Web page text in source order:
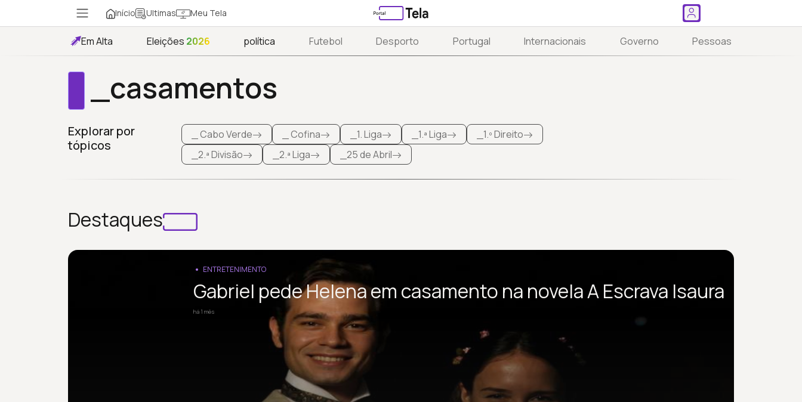
Início Ultimas Meu Tela
Em Alta Eleições 2026 política Futebol Desporto Portugal Internacionais Governo Pessoas
_casamentos
Explorar por
tópicos
_ Cabo Verde _ Cofina _1. Liga _1.ª Liga
_1.º Direito
_2.ª Divisão
_2.ª Liga _25 de Abril
Destaques
ENTRETENIMENTO
Gabriel pede Helena em casamento na novela A Escrava Isaura
há 1 mês